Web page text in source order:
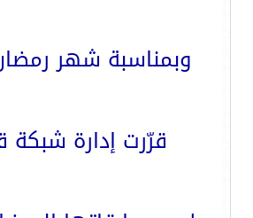
وبمناسبة شهر
قرّرت إدارة